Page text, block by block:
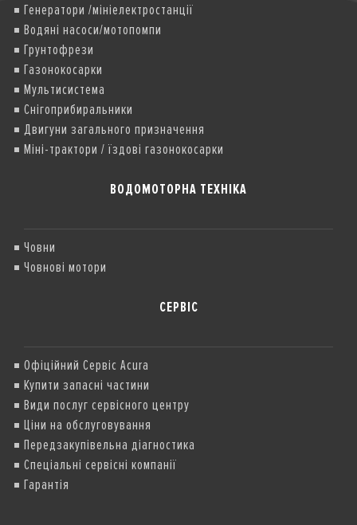
Генератори /мініелектростанції
Водяні насоси/мотопомпи
Грунтофрези
Газонокосарки
Мультисистема
Снігоприбиральники
Двигуни загального призначення
Міні-трактори / їздові газонокосарки
ВОДОМОТОРНА ТЕХНІКА
Човни
Човнові мотори
СЕРВІС
Офіційний Сервіс Acura
Купити запасні частини
Види послуг сервісного центру
Ціни на обслуговування
Передзакупівельна діагностика
Спеціальні сервісні компанії
Гарантія